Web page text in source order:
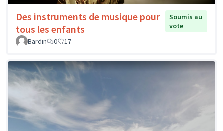
Des instruments de musique pour
tous les enfants
Soumis au
vote
Bardin
0 17